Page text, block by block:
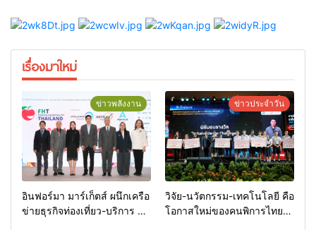
เรื่องมาใหม่
ข่าวพลังงาน
อินฟอร์มา มาร์เก็ตส์ ผนึกเครือ
ข่ายธุรกิจท่องเที่ยว-บริการ จัด
ข่าวประจำวัน
วิจัย-นวัตกรรม-เทคโนโลยี คือ
โอกาสใหม่ของคนพิการไทย